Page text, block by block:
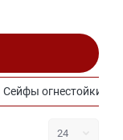
Сейфы огнестойкие